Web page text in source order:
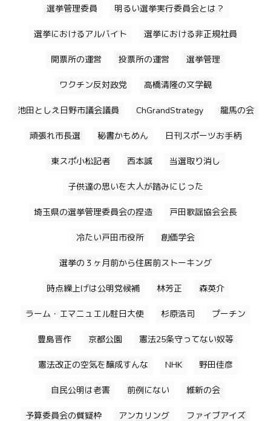
選挙管理委員 明るい選挙実行委員会とは？
選挙におけるアルバイト 選挙における非正規社員
開票所の運営 投票所の運営 選挙管理
ワクチン反対政党 高橋清隆の文学観
池田としえ日野市議会議員 ChGrandStrategy 龍馬の会
頑張れ市長選 秘書かもめん 日刊スポーツお手柄
東スポ小松記者 西本誠 当選取り消し
子供達の思いを大人が踏みにじった
埼玉県の選挙管理委員会の捏造 戸田歌謡協会会長
冷たい戸田市役所 創価学会
選挙の３ヶ月前から住居前ストーキング
時点繰上げは公明党候補 林芳正 森英介
ラーム・エマニュエル駐日大使 杉原浩司 プーチン
豊島晋作 京都公園 憲法25条守ってない奴等
憲法改正の空気を醸成すんな NHK 野田佳彦
自民公明は老害 前例にない 維新の会
予算委員会の質疑枠 アンカリング ファイブアイズ